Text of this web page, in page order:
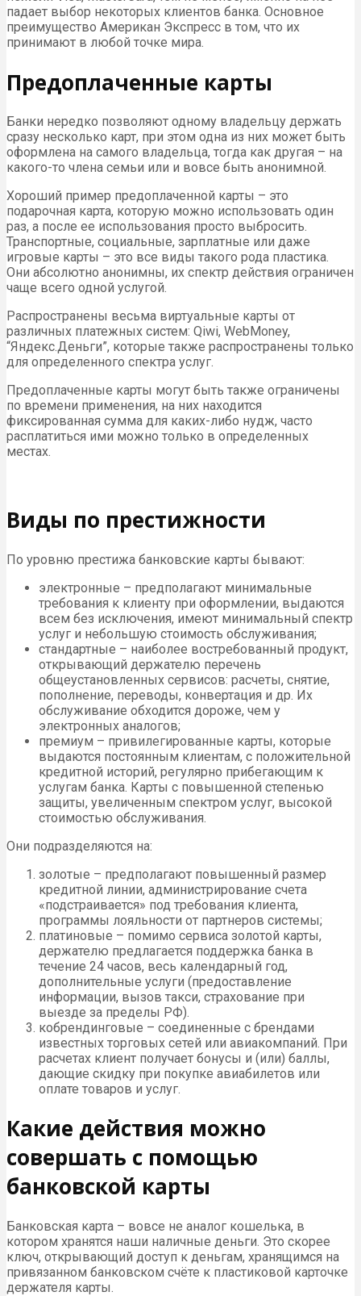
падает выбор некоторых клиентов банка. Основное
преимущество Американ Экспресс в том, что их
принимают в любой точке мира.
Предоплаченные карты
Банки нередко позволяют одному владельцу держать
сразу несколько карт, при этом одна из них может быть
оформлена на самого владельца, тогда как другая – на
какого-то члена семьи или и вовсе быть анонимной.
Хороший пример предоплаченной карты – это
подарочная карта, которую можно использовать один
раз, а после ее использования просто выбросить.
Транспортные, социальные, зарплатные или даже
игровые карты – это все виды такого рода пластика.
Они абсолютно анонимны, их спектр действия ограничен
чаще всего одной услугой.
Распространены весьма виртуальные карты от
различных платежных систем: Qiwi, WebMoney,
“Яндекс.Деньги”, которые также распространены только
для определенного спектра услуг.
Предоплаченные карты могут быть также ограничены
по времени применения, на них находится
фиксированная сумма для каких-либо нудж, часто
расплатиться ими можно только в определенных
местах.
Виды по престижности
По уровню престижа банковские карты бывают:
электронные – предполагают минимальные
требования к клиенту при оформлении, выдаются
всем без исключения, имеют минимальный спектр
услуг и небольшую стоимость обслуживания;
стандартные – наиболее востребованный продукт,
открывающий держателю перечень
общеустановленных сервисов: расчеты, снятие,
пополнение, переводы, конвертация и др. Их
обслуживание обходится дороже, чем у
электронных аналогов;
премиум – привилегированные карты, которые
выдаются постоянным клиентам, с положительной
кредитной историй, регулярно прибегающим к
услугам банка. Карты с повышенной степенью
защиты, увеличенным спектром услуг, высокой
стоимостью обслуживания.
Они подразделяются на:
золотые – предполагают повышенный размер
кредитной линии, администрирование счета
«подстраивается» под требования клиента,
программы лояльности от партнеров системы;
платиновые – помимо сервиса золотой карты,
держателю предлагается поддержка банка в
течение 24 часов, весь календарный год,
дополнительные услуги (предоставление
информации, вызов такси, страхование при
выезде за пределы РФ).
кобрендинговые – соединенные с брендами
известных торговых сетей или авиакомпаний. При
расчетах клиент получает бонусы и (или) баллы,
дающие скидку при покупке авиабилетов или
оплате товаров и услуг.
Какие действия можно
совершать с помощью
банковской карты
Банковская карта – вовсе не аналог кошелька, в
котором хранятся наши наличные деньги. Это скорее
ключ, открывающий доступ к деньгам, хранящимся на
привязанном банковском счёте к пластиковой карточке
держателя карты.